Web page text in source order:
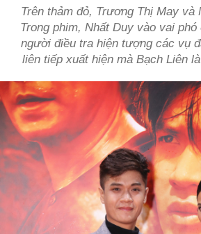
Trên thảm đỏ, Trương Thị May và
Trong phim, Nhất Duy vào vai
người điều tra hiện tượng các vụ
liên tiếp xuất hiện mà Bạch Liên